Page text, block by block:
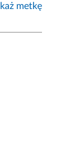
metkę